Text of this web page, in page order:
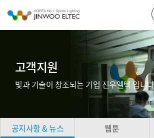
고객지원
빛과 기술이 창조되는 기업 진우엘텍 입니
공지사항 & 뉴스 웹툰